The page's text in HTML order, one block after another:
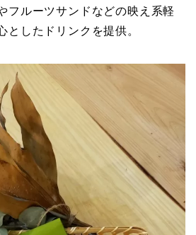
フルーツサンドなどの映え系軽
としたドリンクを提供。